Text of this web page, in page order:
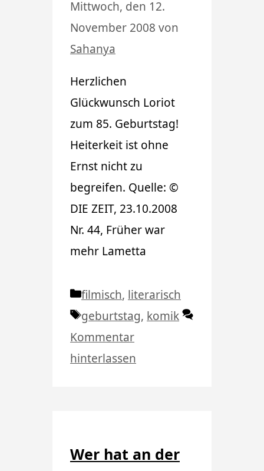
Mittwoch, den 12.
November 2008 von
Sahanya
Herzlichen
Glückwunsch Loriot
zum 85. Geburtstag!
Heiterkeit ist ohne
Ernst nicht zu
begreifen. Quelle: ©
DIE ZEIT, 23.10.2008
Nr. 44, Früher war
mehr Lametta
Kategorien
filmisch, literarisch
Schlagwörter
geburtstag, komik
Kommentar
hinterlassen
Wer hat an der